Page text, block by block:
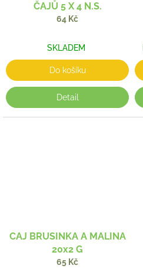
ČAJŮ 5 X 4 N.S.
64 Kč
SKLADEM
Do košíku
Detail
CAJ BRUSINKA A MALINA
20x2 G
65 Kč